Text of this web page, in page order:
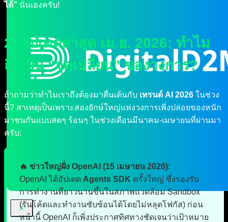
X
ได้” นั่นเองครับ!
2. อัปเดตล่าสุด เม.ย. 2026: ทำไม
ถึงเป็น “จุดเปลี่ยน” ของวงการ?
ถ้าถามว่าทำไมเราถึงต้องมาตื่นเต้นกับ เทรนด์ AI 2026 ในช่วง
นี้? สาเหตุเป็นเพราะสองยักษ์ใหญ่แห่งวงการเพิ่งปล่อยของหนัก
มาชนกันแบบสดๆ ร้อนๆ ในช่วงเดือนมีนาคม-เมษายนที่ผ่านมา
ครับ:
🔥 ข่าวใหญ่ฝั่ง OpenAI (15 เมษายน 2026):
OpenAI ได้อัปเดต Agents SDK ครั้งใหญ่ ซึ่งรองรับ
การทำงานที่ยาวนานขึ้นในสภาพแวดล้อม Sandbox
(รันโค้ดและทำงานซับซ้อนได้โดยไม่หลุดโฟกัส) ก่อน
หน้านี้ OpenAI ก็เพิ่งประกาศทิศทางชัดเจนว่าเป้าหมาย